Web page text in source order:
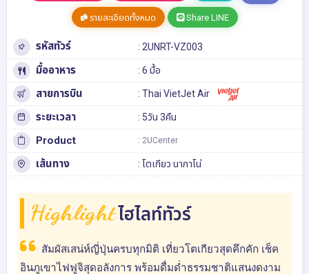
รายละเอียดทั้งหมด Share LINE
รหัสทัวร์ : 2UNRT-VZ003
มื้ออาหาร : 6 มื้อ
สายการบิน : Thai VietJet Air
ระยะเวลา : 5วัน 3คืน
Product : 2UCenter
เส้นทาง : โตเกียว นากาโน่
Highlight ไฮไลท์ทัวร์
สัมผัสเสน่ห์ญี่ปุ่นครบทุกมิติ เที่ยวโตเกียวสุดคึกคัก เช็ค
อินภูเขาไฟฟูจิสุดอลังการ พร้อมดื่มด่ำธรรมชาติแสนงดงาม